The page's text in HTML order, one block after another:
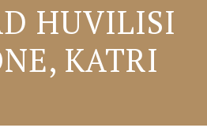
HUVILISI
KATRI